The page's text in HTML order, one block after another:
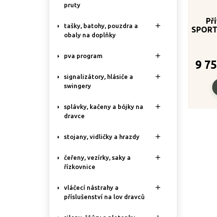
pruty
tašky, batohy, pouzdra a
obaly na doplňky

pva program 
signalizátory, hlásiče a
swingery

splávky, kačeny a bójky na
dravce

stojany, vidličky a hrazdy 
čeřeny, vezírky, saky a
řízkovnice

vláčecí nástrahy a
příslušenství na lov dravců

9